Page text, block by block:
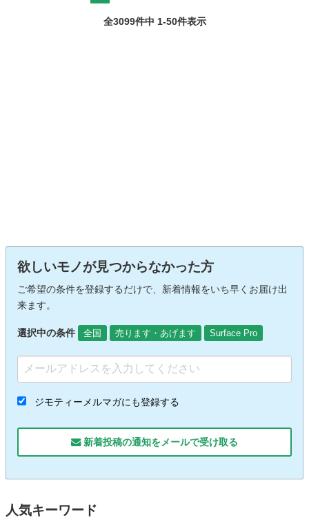
全3099件中 1-50件表示
欲しいモノが見つからなかった方
ご希望の条件を登録するだけで、新着情報をいち早くお届け出
来ます。
選択中の条件 全国 売ります・あげます Surface Pro
ジモティーメルマガにも登録する
新着投稿の通知をメールで受け取る
人気キーワード